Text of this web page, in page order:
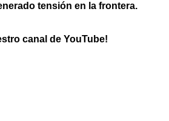
tensión en la frontera.
canal de YouTube!